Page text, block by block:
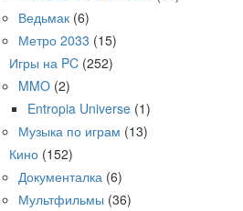
Ведьмак (6)
Метро 2033 (15)
Игры на PC (252)
MMO (2)
Entropia Universe (1)
Музыка по играм (13)
Кино (152)
Документалка (6)
Мультфильмы (36)